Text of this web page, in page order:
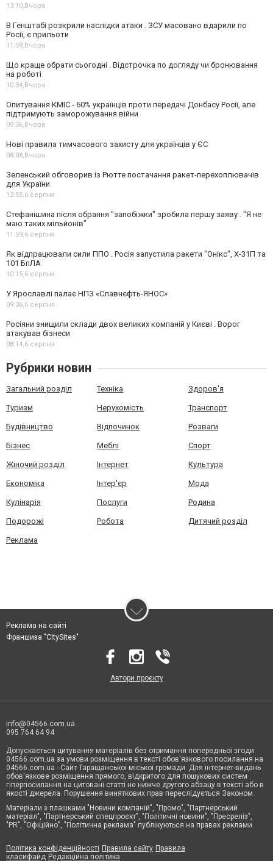
13:10,Вчора
В Генштабі розкрили наслідки атаки . ЗСУ масовано вдарили по
Росії, є прильоти
11:59,Вчора
Що краще обрати сьогодні . Відстрочка по догляду чи бронювання
на роботі
10:34,Вчора
Опитування КМІС - 60% українців проти передачі Донбасу Росії, але
підтримують заморожування війни
09:36,Вчора
Нові правила тимчасового захисту для українців у ЄС
08:08,Вчора
Зеленський обговорив із Рютте постачання ракет-перехоплювачів
для України
12:55,6 серпня
Стефанішина після обрання "запобіжки" зробила першу заяву . "Я не
маю таких мільйонів"
11:59,6 серпня
Як відпрацювали сили ППО . Росія запустила ракети "Онікс", Х-31П та
101 БпЛА
10:15,6 серпня
У Ярославлі палає НПЗ «Славнєфть-ЯНОС»
09:36,6 серпня
Росіяни знищили склади двох великих компаній у Києві . Ворог
атакував бізнеси
08:14,6 серпня
Рубрики новин
Загальний розділ Техніка Здоров'я
Туризм Нерухомість Транспорт
Будівництво Відпочинок Розваги
Бізнес Меблі Спорт
Жіночий розділ Інтернет Культура
Економіка Інтер'єр Мода
Кулінарія Послуги Родина
Подорожі Робота Дитячий розділ
Реклама
Реклама на сайті
Франшиза "CitySites"
Автори проєкту
info@04566.com.ua
095 764 64 94
Допускається цитування матеріалів без отримання попередньої згоди
04566.com.ua за умови розміщення в тексті обов'язкового посилання на
04566.com.ua - Cайт Таращанської міської громади. Для інтернет-видань
обов'язкове розміщення прямого, відкритого для пошукових систем
гіперпосилання на цитовані статті не нижче другого абзацу в тексті або в
якості джерела. Порушення виняткових прав переслідується Законом.
Матеріали з плашками "Новини компаній", "Промо", "Партнерський
матеріал", "Партнерський спецпроєкт", "Політичні новини", "Пресреліз",
"PR", "Офіційно", "Політична реклама" публікуються на правах реклами.
Політика конфіденційності Правила сайту Правила
класифайд Редакційна політика